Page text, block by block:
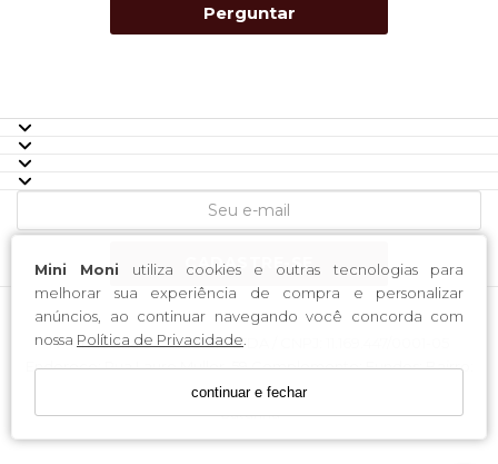
Mini Moni utiliza cookies e outras tecnologias para
melhorar sua experiência de compra e personalizar
anúncios, ao continuar navegando você concorda com
nossa Política de Privacidade
continuar e fechar
Perguntar
CADASTRE-SE
H-4 Industria e Comercio LTDA / CNPJ: 11.169.447/0001-05
Endereço: Rua Lauro Muller, 59 Complemento: Fundos; Bairro:
Centro CEP: 88353-040 Município: Brusque Estado: Santa
Catarina